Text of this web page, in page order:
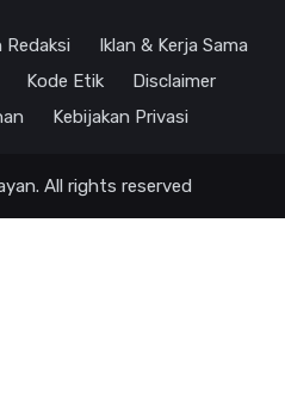
Redaksi
Iklan & Kerja Sama
Kode Etik
Disclaimer
Kebijakan Privasi
All rights reserved